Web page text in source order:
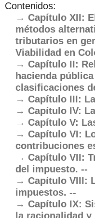
Contenidos:
Capítulo XII:
métodos
tributarios en
Viabilidad en
Capítulo II:
hacienda
clasificaciones
Capítulo III:
Capítulo IV:
Capítulo V:
Capítulo VI:
contribuciones
Capítulo VII:
del impuesto. --
Capítulo VIII:
impuestos. --
Capítulo IX:
la racionalidad